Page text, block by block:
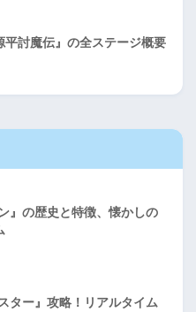
平討魔伝』の全ステージ概要
』の歴史と特徴、懐かしの
ター』攻略！リアルタイム